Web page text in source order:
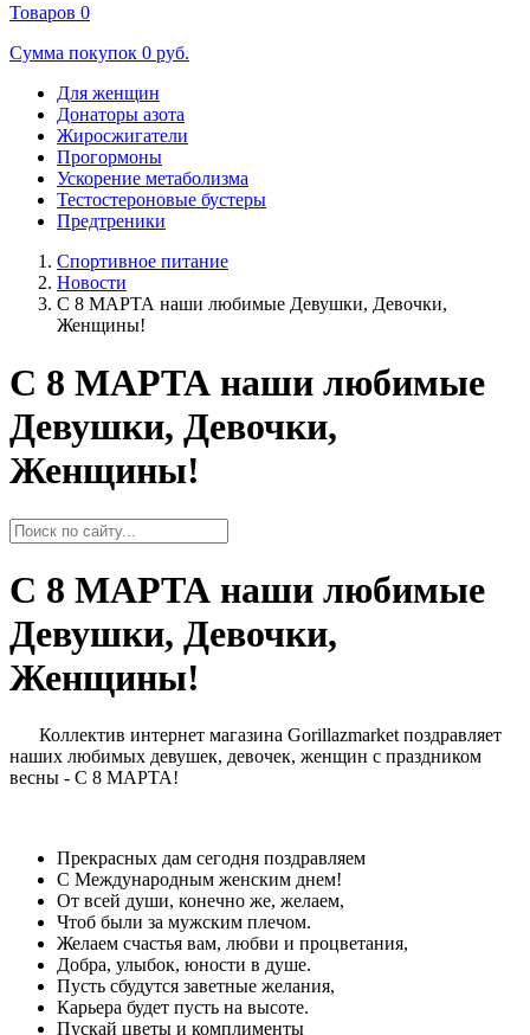
Товаров 0
Сумма покупок 0 руб.
Для женщин
Донаторы азота
Жиросжигатели
Прогормоны
Ускорение метаболизма
Тестостероновые бустеры
Предтреники
Спортивное питание
Новости
С 8 МАРТА наши любимые Девушки, Девочки,
Женщины!
С 8 МАРТА наши любимые
Девушки, Девочки,
Женщины!
С 8 МАРТА наши любимые
Девушки, Девочки,
Женщины!
Коллектив интернет магазина Gorillazmarket поздравляет
наших любимых девушек, девочек, женщин с праздником
весны - С 8 МАРТА!
Прекрасных дам сегодня поздравляем
С Международным женским днем!
От всей души, конечно же, желаем,
Чтоб были за мужским плечом.
Желаем счастья вам, любви и процветания,
Добра, улыбок, юности в душе.
Пусть сбудутся заветные желания,
Карьера будет пусть на высоте.
Пускай цветы и комплименты